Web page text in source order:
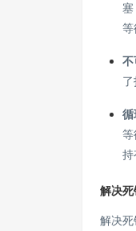
等
不
循
等
持
解决
解决死